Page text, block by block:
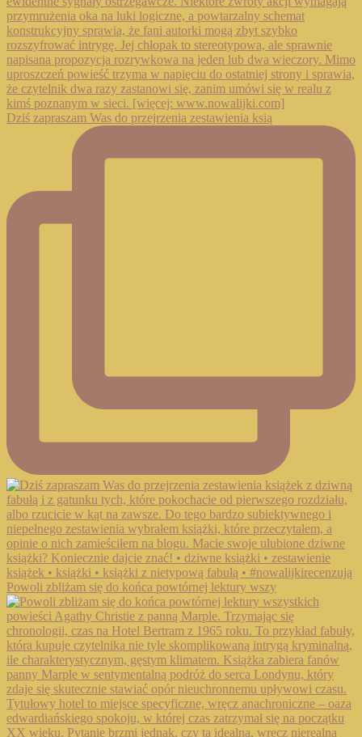
Dziś zapraszam Was do przejrzenia zestawienia ksią
Powoli zbliżam się do końca powtórnej lektury wszy